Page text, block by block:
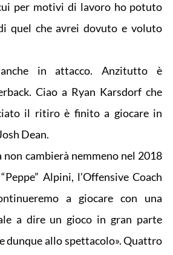
per motivi di lavoro ho potuto
quel che avrei dovuto e voluto
in attacco. Anzitutto è
Ciao a Ryan Karsdorf che
il ritiro è finito a giocare in
Dean.
non cambierà nemmeno nel 2018
Alpini, l’Offensive Coach
a giocare con una
a dire un gioco in gran parte
dunque allo spettacolo». Quattro